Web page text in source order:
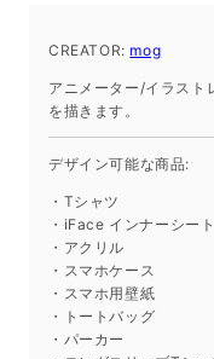
240805_05
数
量
を
ら
す
数
を
CREATOR: mog
アニメーター/イラスト
を描きます。
デザイン可能な商品:
・Tシャツ
・iFace インナーシート
・アクリル
・スマホケース
・スマホ用壁紙
・トートバッグ
・パーカー